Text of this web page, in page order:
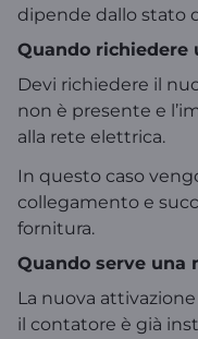
dipende dallo stato
Quando richiedere
Devi richiedere il
non è presente e
alla rete elettrica.
In questo caso
collegamento e
fornitura.
Quando serve una
La nuova
il contatore è già